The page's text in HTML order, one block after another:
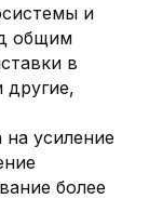
и
общим
в
другие,
усиление
более